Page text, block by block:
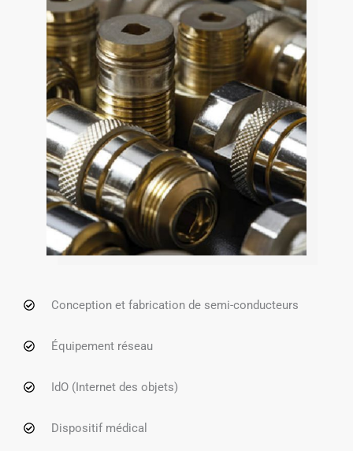
Conception et fabrication de semi-conducteurs
Équipement réseau
IdO (Internet des objets)
Dispositif médical